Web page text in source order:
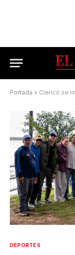
Portada » Clericó se
DEPORTES